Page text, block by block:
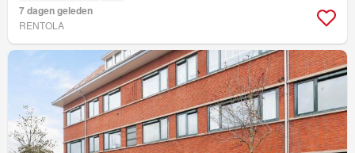
7 dagen geleden
RENTOLA